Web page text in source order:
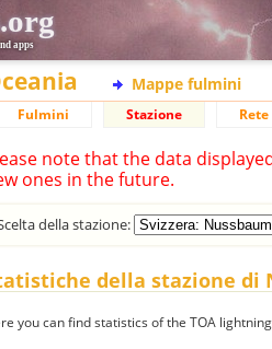
apps
Mappe fulmini
Fulmini Stazione
note that the data
ones in the future.
della stazione:
della stazione di
you can find statistics of the TOA